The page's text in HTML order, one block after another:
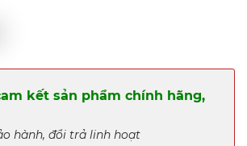
kết sản phẩm chính hãng,
hành, đổi trả linh hoạt